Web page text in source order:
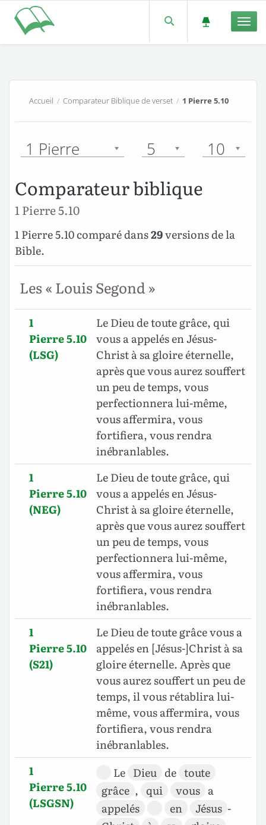
Accueil /Comparateur Biblique de verset / 1 Pierre 5.10
1 Pierre 5 10
Comparateur biblique
1 Pierre 5.10
1 Pierre 5.10 comparé dans29versions de la
Bible.
Les « Louis Segond »
1
Pierre 5.10
(LSG)
Le Dieu de toute grâce, qui
vous a appelés en Jésus-
Christ à sa gloire éternelle,
après que vous aurez souffert
un peu de temps, vous
perfectionnera lui-même,
vous affermira, vous
fortifiera, vous rendra
inébranlables.
1
Pierre 5.10
(NEG)
Le Dieu de toute grâce, qui
vous a appelés en Jésus-
Christ à sa gloire éternelle,
après que vous aurez souffert
un peu de temps, vous
perfectionnera lui-même,
vous affermira, vous
fortifiera, vous rendra
inébranlables.
1
Pierre 5.10
(S21)
Le Dieu de toute grâce vous a
appelés en [Jésus-]Christ à sa
gloire éternelle. Après que
vous aurez souffert un peu de
temps, il vous rétablira lui-
même, vous affermira, vous
fortifiera, vous rendra
inébranlables.
1
Pierre 5.10
(LSGSN)
Le Dieu de toute
grâce , qui vous a
appelés
en Jésus -